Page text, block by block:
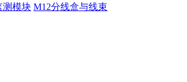
测模块 M12分线盒与线束